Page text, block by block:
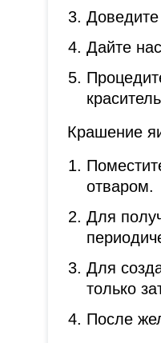
Дайте
Крашение
отваром.
Для
Для
только
После